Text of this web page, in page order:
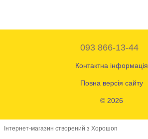
093 866-13-44
Контактна інформація
Повна версія сайту
© 2026
Інтернет-магазин створений з Хорошоп